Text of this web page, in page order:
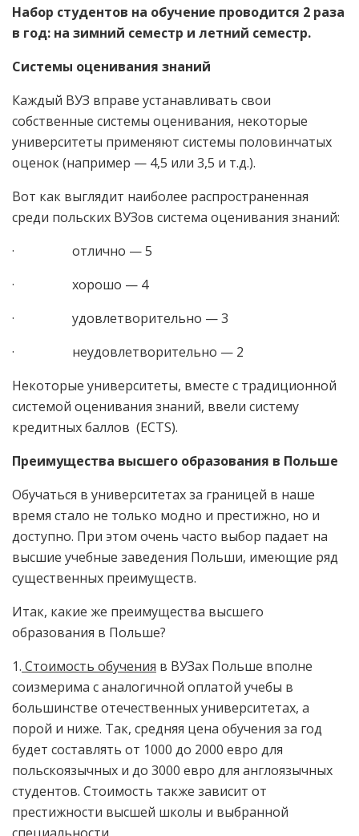
Набор студентов на обучение проводится 2 раза
в год: на зимний семестр и летний семестр.
Системы оценивания знаний
Каждый ВУЗ вправе устанавливать свои
собственные системы оценивания, некоторые
университеты применяют системы половинчатых
оценок (например — 4,5 или 3,5 и т.д.).
Вот как выглядит наиболее распространенная
среди польских ВУЗов система оценивания знаний:
· отлично — 5
· хорошо — 4
· удовлетворительно — 3
· неудовлетворительно — 2
Некоторые университеты, вместе с традиционной
системой оценивания знаний, ввели систему
кредитных баллов (ECTS).
Преимущества высшего образования в Польше
Обучаться в университетах за границей в наше
время стало не только модно и престижно, но и
доступно. При этом очень часто выбор падает на
высшие учебные заведения Польши, имеющие ряд
существенных преимуществ.
Итак, какие же преимущества высшего
образования в Польше?
1. Стоимость обучения в ВУЗах Польше вполне
соизмерима с аналогичной оплатой учебы в
большинстве отечественных университетах, а
порой и ниже. Так, средняя цена обучения за год
будет составлять от 1000 до 2000 евро для
польскоязычных и до 3000 евро для англоязычных
студентов. Стоимость также зависит от
престижности высшей школы и выбранной